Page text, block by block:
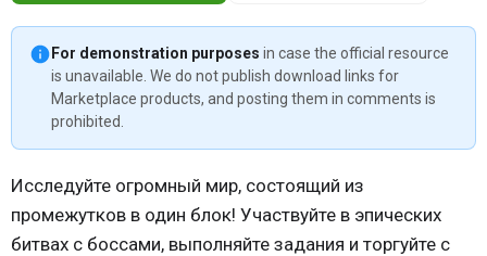
For demonstration purposes in case the official resource
is unavailable. We do not publish download links for
Marketplace products, and posting them in comments is
prohibited.
Исследуйте огромный мир, состоящий из
промежутков в один блок! Участвуйте в эпических
битвах с боссами, выполняйте задания и торгуйте с